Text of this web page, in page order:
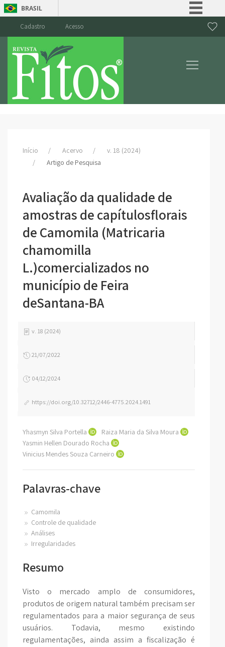
BRASIL
Canais
Cadastro Acesso
Início Acervo
v. 18 (2024)
Artigo de Pesquisa
Avaliação da qualidade de
amostras de capítulosflorais
de Camomila (Matricaria
chamomilla
L.)comercializados no
município de Feira
deSantana-BA
v. 18 (2024)
21/07/2022
04/12/2024
https://doi.org/10.32712/2446-4775.2024.1491
Yhasmyn Silva Portella
Raiza Maria da Silva Moura
Yasmin Hellen Dourado Rocha
Vinicius Mendes Souza Carneiro
Palavras-chave
Camomila
Controle de qualidade
Análises
Irregularidades
Resumo
Visto o mercado amplo de consumidores,
produtos de origem natural também precisam ser
regulamentados para a maior segurança de seus
usuários. Todavia, mesmo existindo
regulamentações, ainda assim a fiscalização é